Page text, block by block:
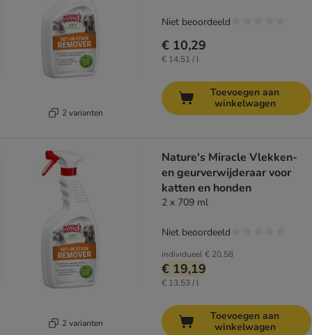
2 varianten
€ 10,29
€ 14,51 / l
Niet beoordeeld
Toevoegen aan
winkelwagen
2 varianten
Nature's Miracle Vlekken-
en geurverwijderaar voor
katten en honden
2 x 709 ml
individueel€ 20,58
€ 19,19
€ 13,53 / l
Niet beoordeeld
Toevoegen aan
winkelwagen